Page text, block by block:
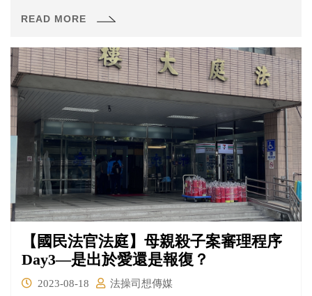
「現行犯不上銬，落跑你他媽的要負責嗎？」、「筆錄都
法官認為警察問的都是屁」、「真的是太屌了高雄地院法
官，以後大家抓到嫌犯問筆錄不能上銬喔，筆錄最後問警
方有無嚴刑逼供外，還要問警方有無給你上銬？真的笑死
人了」。
READ MORE
【國民法官法庭】母親殺子案審理程序
Day3—是出於愛還是報復？
2023-08-18
法操司想傳媒